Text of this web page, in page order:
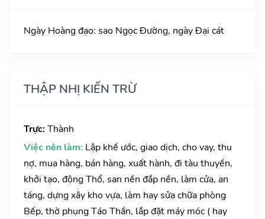
Ngày Hoàng đạo: sao Ngọc Đường, ngày Đại cát
THẬP NHỊ KIẾN TRỪ
Trực: Thành
Việc nên làm: Lập khế ước, giao dịch, cho vay, thu
nợ, mua hàng, bán hàng, xuất hành, đi tàu thuyền,
khởi tạo, động Thổ, san nền đắp nền, làm cửa, an
táng, dựng xây kho vựa, làm hay sửa chữa phòng
Bếp, thờ phụng Táo Thần, lắp đặt máy móc ( hay